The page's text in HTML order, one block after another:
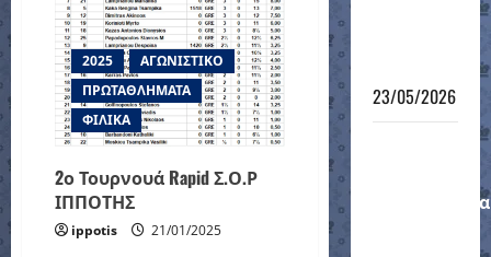
2025
ΑΓΩΝΙΣΤΙΚΟ
ΠΡΩΤΑΘΛΗΜΑΤΑ
ΦΙΛΙΚΑ
2ο Τουρνουά Rapid Σ.Ο.Ρ
ΙΠΠΟΤΗΣ
ippotis 21/01/2025
23/05/2026
Πρωτάθλημα